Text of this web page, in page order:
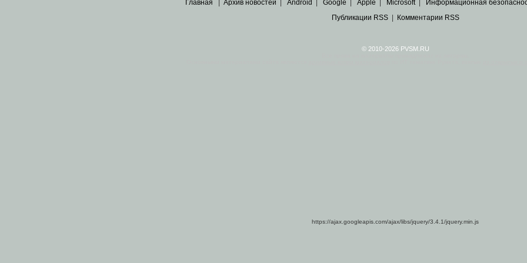
Главная Архив новостей Android Google Apple Microsoft| Информационная
Публикации RSS| Комментарии RSS
© 2010-2026 PVSM.RU
https://ajax.googleapis.com/ajax/libs/jquery/3.4.1/jquery.min.js